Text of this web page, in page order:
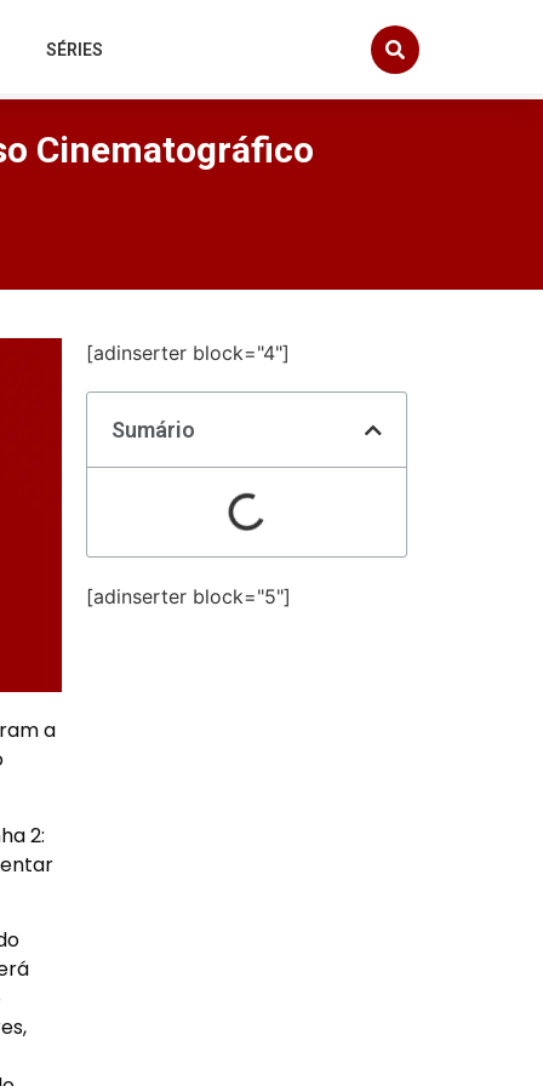
SÉRIES
Cinematográfico
a
2:
[adinserter block="4"]
Sumário
[adinserter block="5"]